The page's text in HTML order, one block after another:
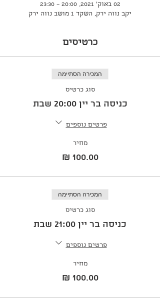
02 באוק׳ 2021, 20:00 – 23:30
יקב נווה ירק, השקד 1 מושב נווה ירק
כרטיסים
המכירה הסתיימה
סוג כרטיס
כניסה בר יין 20:00 שבת
פרטים נוספים
מחיר
‏100.00 ‏₪
המכירה הסתיימה
סוג כרטיס
כניסה בר יין 21:00 שבת
פרטים נוספים
מחיר
‏100.00 ‏₪